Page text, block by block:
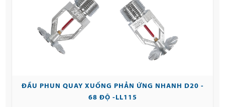
ĐẦU PHUN QUAY XUỐNG PHẢN ỨNG NHANH D20 -
68 ĐỘ -LL115